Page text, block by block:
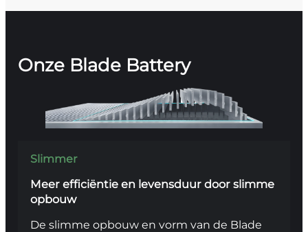
Onze Blade Battery
Slimmer
Meer efficiëntie en levensduur door slimme
opbouw
De slimme opbouw en vorm van de Blade